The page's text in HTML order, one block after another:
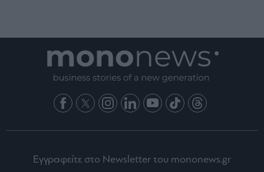
Εγγραφείτε στο Newsletter του mononews.gr